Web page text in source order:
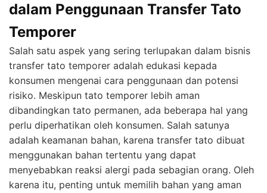
dalam Penggunaan Transfer Tato
Temporer
Salah satu aspek yang sering terlupakan dalam bisnis
transfer tato temporer adalah edukasi kepada
konsumen mengenai cara penggunaan dan potensi
risiko. Meskipun tato temporer lebih aman
dibandingkan tato permanen, ada beberapa hal yang
perlu diperhatikan oleh konsumen. Salah satunya
adalah keamanan bahan, karena transfer tato dibuat
menggunakan bahan tertentu yang dapat
menyebabkan reaksi alergi pada sebagian orang. Oleh
karena itu, penting untuk memilih bahan yang aman